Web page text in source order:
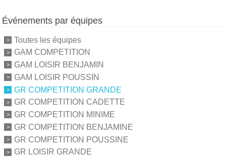
Événements par équipes
Toutes les équipes
GAM COMPETITION
GAM LOISIR BENJAMIN
GAM LOISIR POUSSIN
GR COMPETITION GRANDE
GR COMPETITION CADETTE
GR COMPETITION MINIME
GR COMPETITION BENJAMINE
GR COMPETITION POUSSINE
GR LOISIR GRANDE